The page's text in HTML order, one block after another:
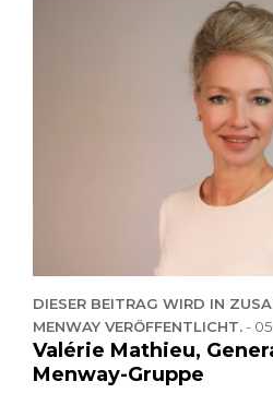
DIESER BEITRAG WIRD IN
MENWAY VERÖFFENTLICHT.-
Valérie Mathieu,
Menway-Gruppe